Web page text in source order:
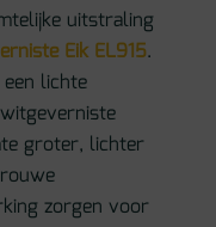
uitstraling
Eik EL915.
lichte
groter, lichter
zorgen voor